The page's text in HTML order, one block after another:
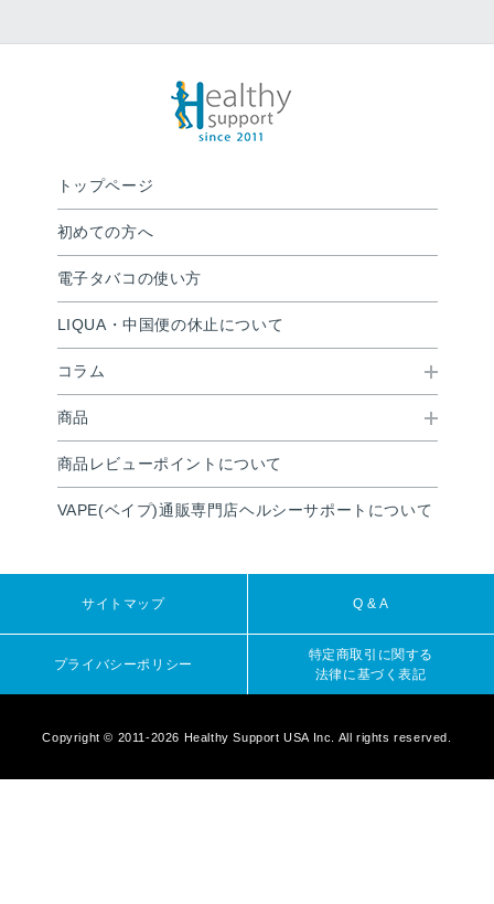
トップページ
初めての方へ
電子タバコの使い方
LIQUA・中国便の休止について
コラム
商品
商品レビューポイントについて
VAPE(ベイプ)通販専門店ヘルシーサポートについて
サイトマップ Q & A
プライバシーポリシー
特定商取引に関する
法律に基づく表記
Copyright © 2011-2026 Healthy Support USA Inc. All rights reserved.